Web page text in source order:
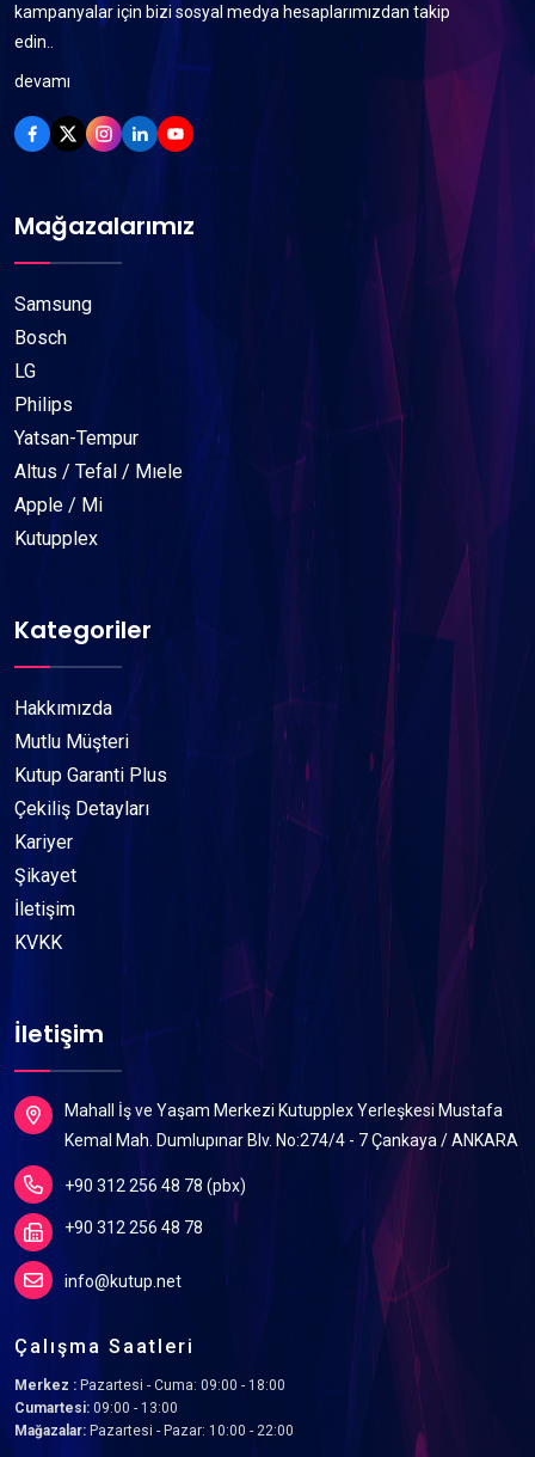
kampanyalar için bizi sosyal medya hesaplarımızdan takip
edin..
devamı
Mağazalarımız
Samsung
Bosch
LG
Philips
Yatsan-Tempur
Altus / Tefal / Mıele
Apple / Mi
Kutupplex
Kategoriler
Hakkımızda
Mutlu Müşteri
Kutup Garanti Plus
Çekiliş Detayları
Kariyer
Şikayet
İletişim
KVKK
İletişim
Mahall İş ve Yaşam Merkezi Kutupplex Yerleşkesi Mustafa
Kemal Mah. Dumlupınar Blv. No:274/4 - 7 Çankaya / ANKARA
+90 312 256 48 78 (pbx)
+90 312 256 48 78
info@kutup.net
Çalışma Saatleri
Merkez : Pazartesi - Cuma: 09:00 - 18:00
Cumartesi: 09:00 - 13:00
Mağazalar: Pazartesi - Pazar: 10:00 - 22:00